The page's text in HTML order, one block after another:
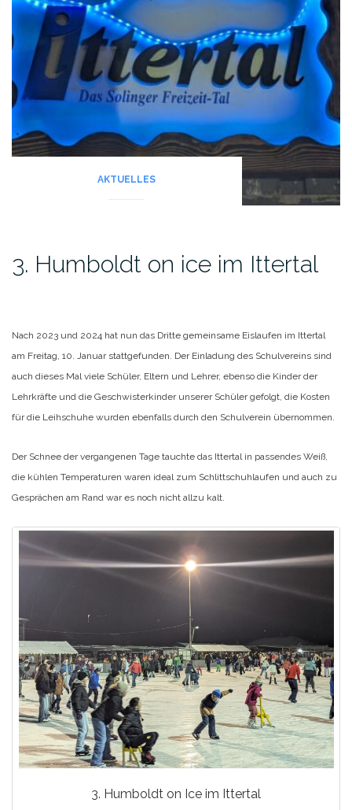
AKTUELLES
3. Humboldt on ice im Ittertal
Nach 2023 und 2024 hat nun das Dritte gemeinsame Eislaufen im Ittertal
am Freitag, 10. Januar stattgefunden. Der Einladung des Schulvereins sind
auch dieses Mal viele Schüler, Eltern und Lehrer, ebenso die Kinder der
Lehrkräfte und die Geschwisterkinder unserer Schüler gefolgt, die Kosten
für die Leihschuhe wurden ebenfalls durch den Schulverein übernommen.
Der Schnee der vergangenen Tage tauchte das Ittertal in passendes Weiß,
die kühlen Temperaturen waren ideal zum Schlittschuhlaufen und auch zu
Gesprächen am Rand war es noch nicht allzu kalt.
3. Humboldt on Ice im Ittertal